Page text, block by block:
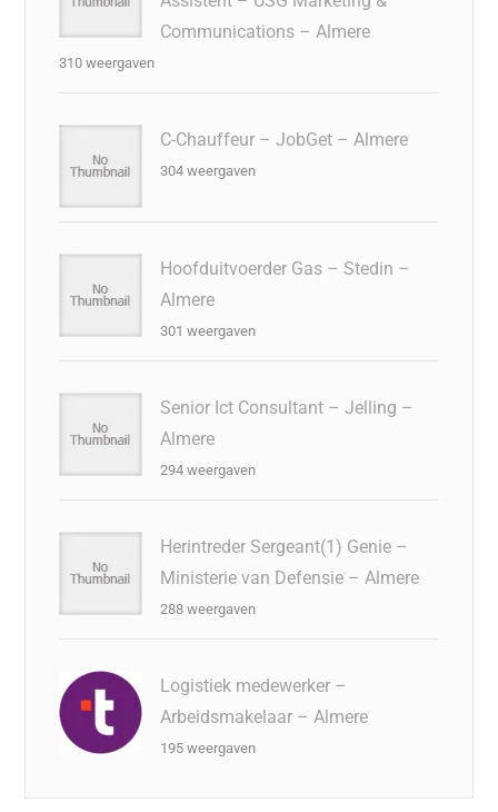
Communications – Almere
310 weergaven
C-Chauffeur – JobGet – Almere
304 weergaven
Hoofduitvoerder Gas – Stedin –
Almere
301 weergaven
Senior Ict Consultant – Jelling –
Almere
294 weergaven
Herintreder Sergeant(1) Genie –
Ministerie van Defensie – Almere
288 weergaven
Logistiek medewerker –
Arbeidsmakelaar – Almere
195 weergaven